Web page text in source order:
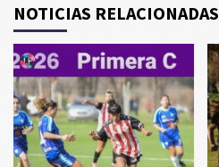
NOTICIAS RELACIONADAS